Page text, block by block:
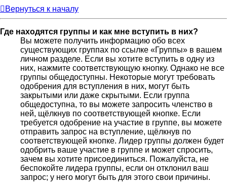
Вернуться к началу
Где находятся группы и как мне вступить в них?
Вы можете получить информацию обо всех
существующих группах по ссылке «Группы» в вашем
личном разделе. Если вы хотите вступить в одну из
них, нажмите соответствующую кнопку. Однако не все
группы общедоступны. Некоторые могут требовать
одобрения для вступления в них, могут быть
закрытыми или даже скрытыми. Если группа
общедоступна, то вы можете запросить членство в
ней, щёлкнув по соответствующей кнопке. Если
требуется одобрение на участие в группе, вы можете
отправить запрос на вступление, щёлкнув по
соответствующей кнопке. Лидер группы должен будет
одобрить ваше участие в группе и может спросить,
зачем вы хотите присоединиться. Пожалуйста, не
беспокойте лидера группы, если он отклонил ваш
запрос; у него могут быть для этого свои причины.